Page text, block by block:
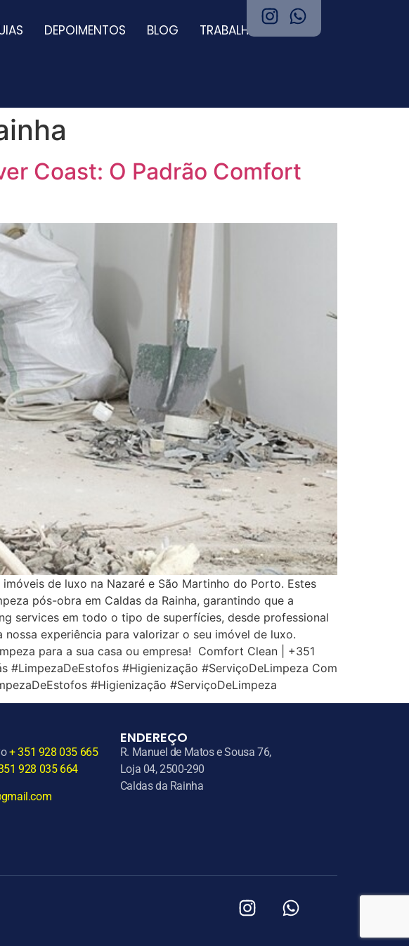
DEPOIMENTOS BLOG TRABALHE CONOSCO
Coast: O Padrão Comfort
de luxo na Nazaré e São Martinho do Porto. Estes
pós-obra em Caldas da Rainha, garantindo que a
services em todo o tipo de superfícies, desde professional
experiência para valorizar o seu imóvel de luxo.
para a sua casa ou empresa! Comfort Clean | +351
#LimpezaDeEstofos #Higienização #ServiçoDeLimpeza Com
#Higienização #ServiçoDeLimpeza
+ 351 928 035 665
928 035 664
ENDEREÇO
R. Manuel de Matos e Sousa 76,
Loja 04, 2500-290
Caldas da Rainha